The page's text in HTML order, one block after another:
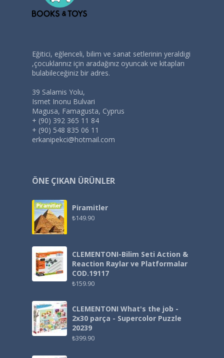
Eğitici, eğlenceli, bilim ve sanat setlerinin yeraldigi
,çocuklarınız için aradağınız oyuncak ve kitapları
bulabileceğiniz bir adres.
39 Salamis Yolu,
Ismet Inonu Bulvari
Magusa, Famagusta, Cyprus
+ (90) 392 365 11 84
+ (90) 548 835 06 11
erkanipekci@hotmail.com
ÖNE ÇIKAN ÜRÜNLER
Piramitler
₺149.90
CLEMENTONI-Bilim Seti Action &
Reaction Raylar ve Platformalar
COD.19117
₺159.90
CLEMENTONI What's the job -
2x30 parça - Supercolor Puzzle
20239
₺399.90